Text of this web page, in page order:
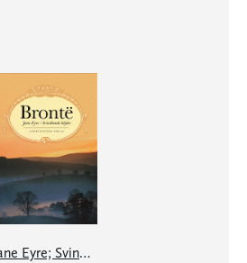
Jane Eyre; Svindlande höjder